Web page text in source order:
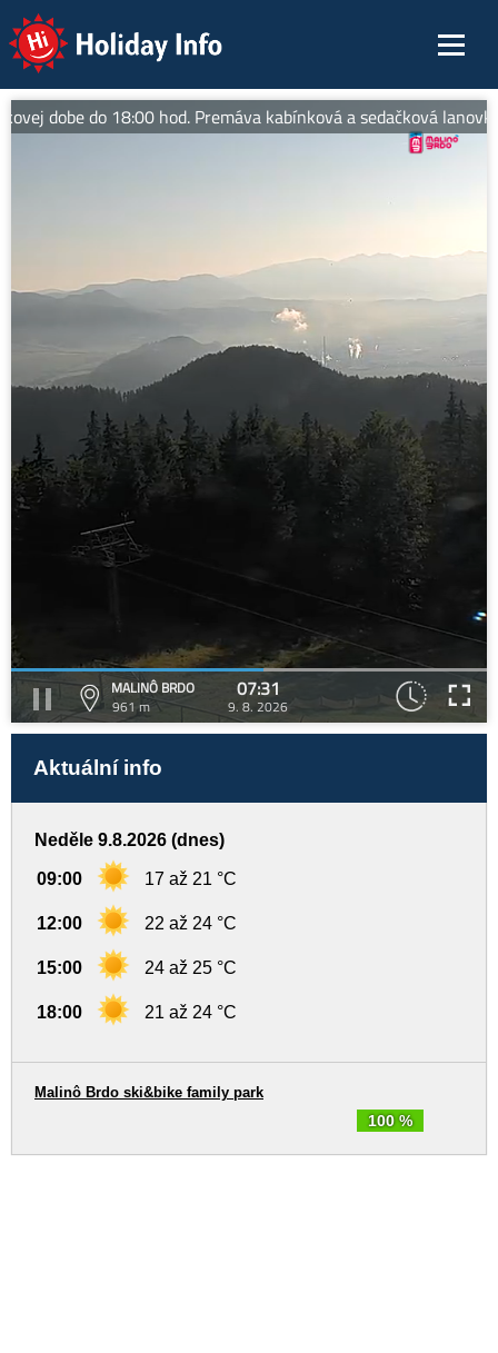
Holiday Info
dobe do 18:00 hod. Premáva kabínková a sedačková
MALINÔ BRDO
961 m
07:31
9. 8. 2026
Aktuální info
Neděle 9.8.2026 (dnes)
09:00 17 až 21 °C
12:00 22 až 24 °C
15:00 24 až 25 °C
18:00 21 až 24 °C
100 %
Malinô Brdo ski&bike family park